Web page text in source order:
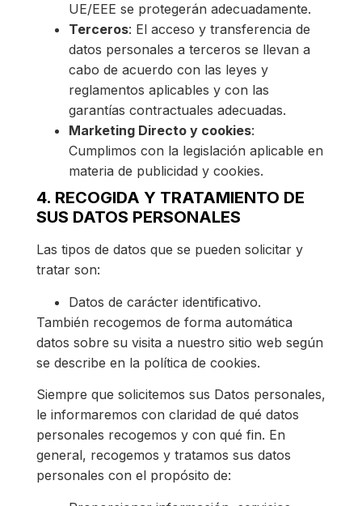
UE/EEE se protegerán adecuadamente.
Terceros: El acceso y transferencia de
datos personales a terceros se llevan a
cabo de acuerdo con las leyes y
reglamentos aplicables y con las
garantías contractuales adecuadas.
Marketing Directo y cookies:
Cumplimos con la legislación aplicable en
materia de publicidad y cookies.
4. RECOGIDA Y TRATAMIENTO DE
SUS DATOS PERSONALES
Las tipos de datos que se pueden solicitar y
tratar son:
Datos de carácter identificativo.
También recogemos de forma automática
datos sobre su visita a nuestro sitio web según
se describe en la política de cookies.
Siempre que solicitemos sus Datos personales,
le informaremos con claridad de qué datos
personales recogemos y con qué fin. En
general, recogemos y tratamos sus datos
personales con el propósito de: